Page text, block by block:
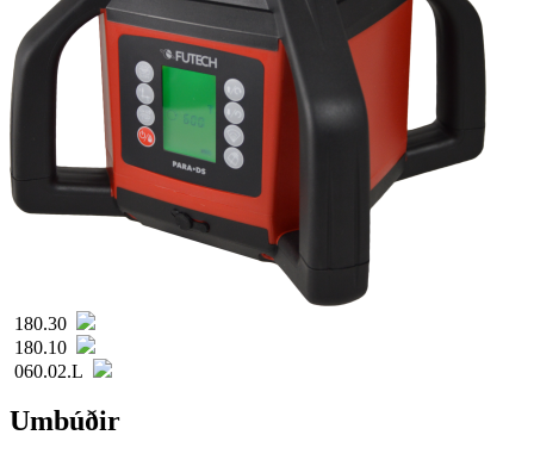
180.30
180.10
060.02.L
Umbúðir